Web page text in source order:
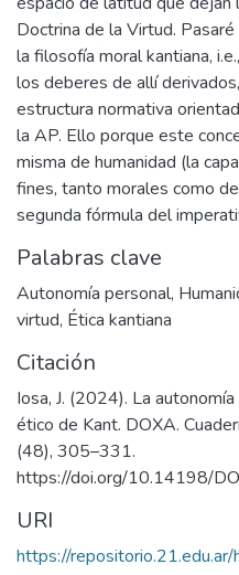
Doctrina de la Virtud.
la filosofía moral kantiana,
los deberes de allí
estructura normativa
la AP. Ello porque este
misma de humanidad (la
fines, tanto morales como
segunda fórmula del
Palabras clave
Autonomía personal,
virtud, Ética kantiana
Citación
Iosa, J. (2024). La
ético de Kant. DOXA.
(48), 305–331.
https://doi.org/10.14198/
URI
https://